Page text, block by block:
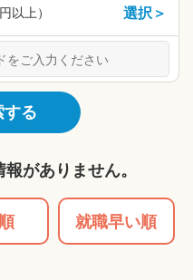
以上） 選択＞
る
がありません。
就職早い順